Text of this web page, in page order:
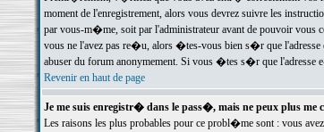
moment de l'enregistrement, alors vous devrez suivre les
par vous-m�me, soit par l'administrateur avant de pouvoir vous
vous ne l'avez pas re�u, alors �tes-vous bien s�r que l'adresse
abuser du forum anonymement. Si vous �tes s�r que l'adresse
Revenir en haut de page
Je me suis enregistr� dans le pass�, mais ne peux plus me
Les raisons les plus probables pour ce probl�me sont : vous